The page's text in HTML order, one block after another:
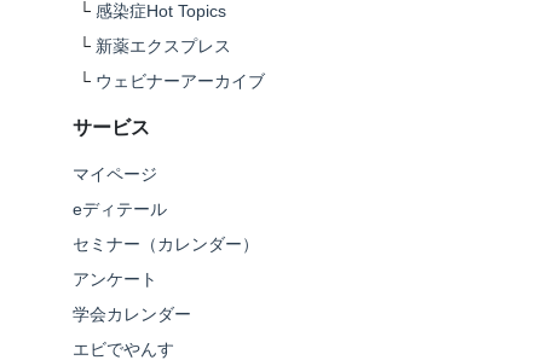
└ 感染症Hot Topics
└ 新薬エクスプレス
└ ウェビナーアーカイブ
サービス
マイページ
eディテール
セミナー（カレンダー）
アンケート
学会カレンダー
エビでやんす